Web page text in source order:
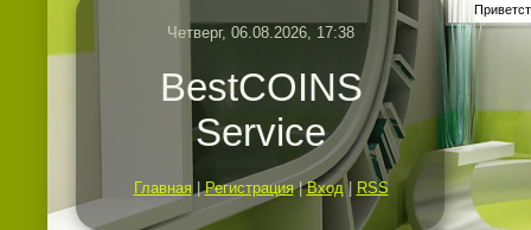
Четверг, 06.08.2026, 17:38
BestCOINS
Service
Главная |Регистрация|Вход| RSS